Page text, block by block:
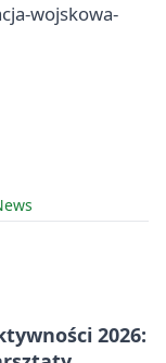
wojskowa-
2026: